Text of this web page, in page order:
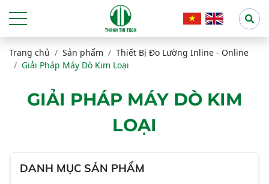
Trang chủ Sản phẩm
Thiết Bị Đo Lường Inline - Online
Giải Pháp Máy Dò Kim Loại
GIẢI PHÁP MÁY DÒ KIM
LOẠI
DANH MỤC SẢN PHẨM